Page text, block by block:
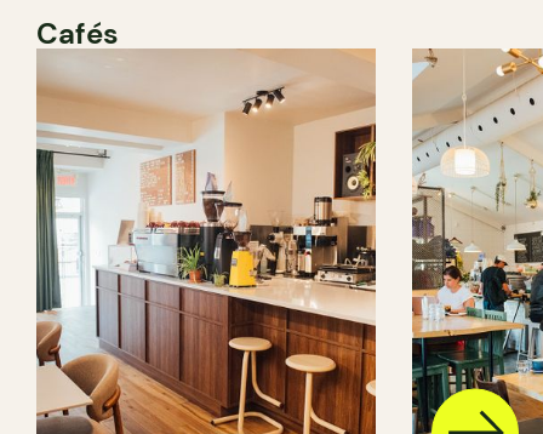
Cafés